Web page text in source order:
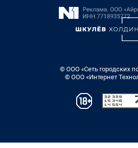
© ООО «Сеть городских
© ООО «Интернет